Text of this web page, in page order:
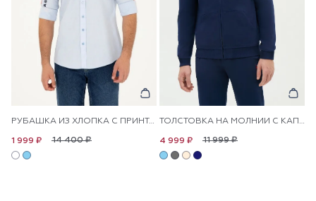
РУБАШКА ИЗ ХЛОПКА С ПРИНТОМ ПРЯМАЯ
14 400 ₽
1 999 ₽
ТОЛСТОВКА НА МОЛНИИ С КАПЮШОНОМ
11 999 ₽
4 999 ₽